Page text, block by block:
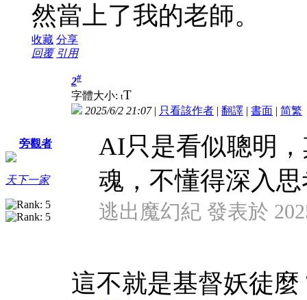
然當上了我的老師。
收藏 分享
回覆 引用
旁觀者
天下一家
2#
字體大小: tT
2025/6/2 21:07| 只看該作者 | 翻譯 | 書面 | 简繁
AI只是看似聰明
魂，不懂得深入
逃出魔幻紀 發表於
這不就是基督妖徒麼